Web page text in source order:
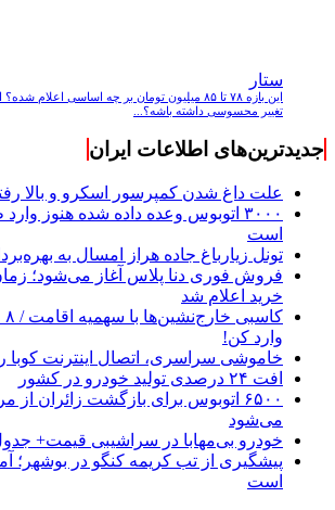
ستار
این بازه ۷۸ تا ۸۵ میلیون تومان بر چه اساسی اعلام
تغییر محسوسی داشته باشه؟...
جدیدترین‌های اطلاعات ایران
علت داغ شدن کمپرسور اسکرو و بالا
۳۰۰۰ اتوبوس وعده داده شده هنوز
است
تونل زیارباغ جاده هراز امسال به
فروش فوری دنا پلاس آغاز می‌شود؛
خرید اعلام شد
وارد کن!
خاموشی سراسری، اتصال اینترنت کوبا
افت ۲۴ درصدی تولید خودرو در کشور
۶۵۰۰ اتوبوس برای بازگشت زائران
می‌شود
خودرو بی‌مهابا در سراشیبی قیمت+
پیشگیری از تب کریمه کنگو در بوشهر؛
است